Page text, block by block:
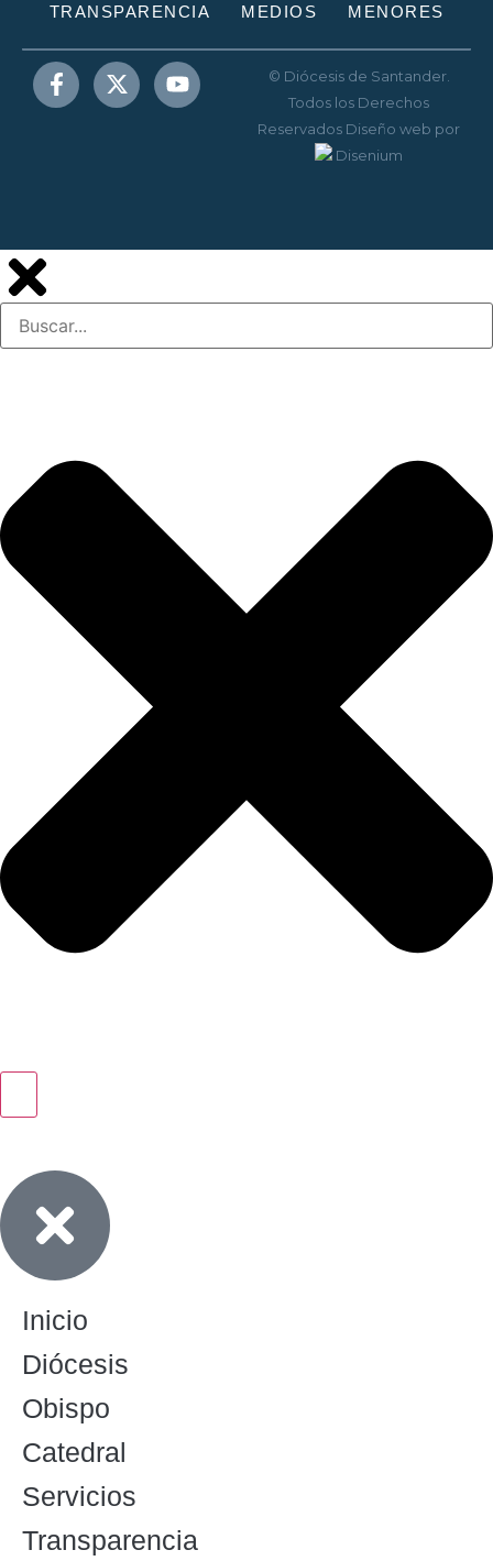
TRANSPARENCIA MEDIOS MENORES
© Diócesis de Santander.
Todos los Derechos
Reservados Diseño web por
Disenium
Inicio
Diócesis
Obispo
Catedral
Servicios
Transparencia